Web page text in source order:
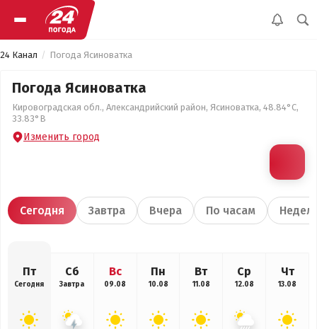
24 Канал Погода Ясиноватка
Погода Ясиноватка
Кировоградская обл., Александрийский район, Ясиноватка, 48.84°С,
33.83°В
Изменить город
Сегодня Завтра Вчера По часам
Пт
Сегодня
Сб
Завтра
Вс
09.08
Пн
10.08
Вт
11.08
Ср
12.08
Чт
13.08